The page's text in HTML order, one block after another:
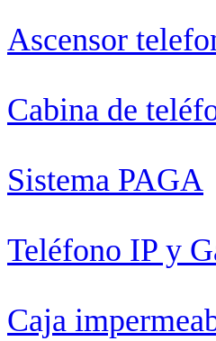
Ascensor
Cabina de
Sistema PAGA
Teléfono IP y
Caja